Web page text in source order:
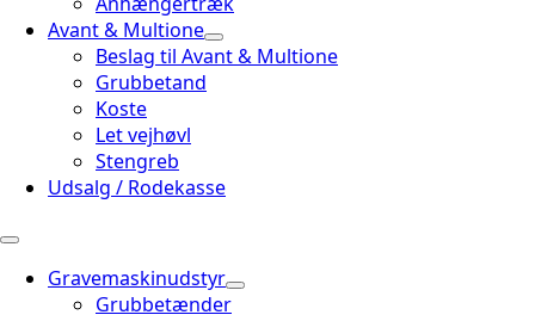
Avant & Multione
Beslag til Avant & Multione
Grubbetand
Koste
Let vejhøvl
Stengreb
Udsalg / Rodekasse
Gravemaskinudstyr
Grubbetænder